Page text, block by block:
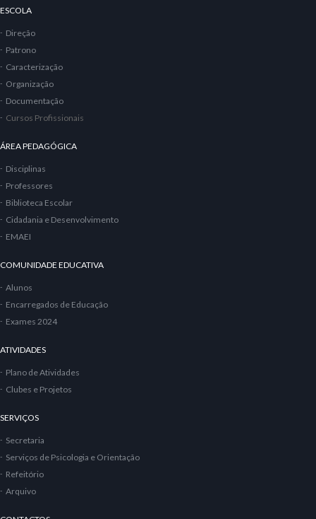
ESCOLA
Direção
Patrono
Caracterização
Organização
Documentação
Cursos Profissionais
ÁREA PEDAGÓGICA
Disciplinas
Professores
Biblioteca Escolar
Cidadania e Desenvolvimento
EMAEI
COMUNIDADE EDUCATIVA
Alunos
Encarregados de Educação
Exames 2024
ATIVIDADES
Plano de Atividades
Clubes e Projetos
SERVIÇOS
Secretaria
Serviços de Psicologia e Orientação
Refeitório
Arquivo